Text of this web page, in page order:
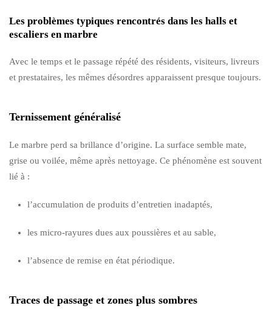
Les problèmes typiques rencontrés dans les halls et
escaliers en marbre
Avec le temps et le passage répété des résidents, visiteurs, livreurs
et prestataires, les mêmes désordres apparaissent presque toujours.
Ternissement généralisé
Le marbre perd sa brillance d’origine. La surface semble mate,
grise ou voilée, même après nettoyage. Ce phénomène est souvent
lié à :
l’accumulation de produits d’entretien inadaptés,
les micro-rayures dues aux poussières et au sable,
l’absence de remise en état périodique.
Traces de passage et zones plus sombres